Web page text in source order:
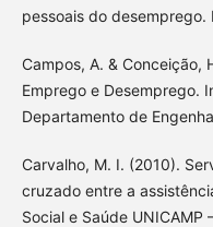
pessoais do desemprego.
Campos, A. & Conceição,
Emprego e Desemprego.
Departamento de
Carvalho, M. I. (2010).
cruzado entre a
Social e Saúde UNICAMP